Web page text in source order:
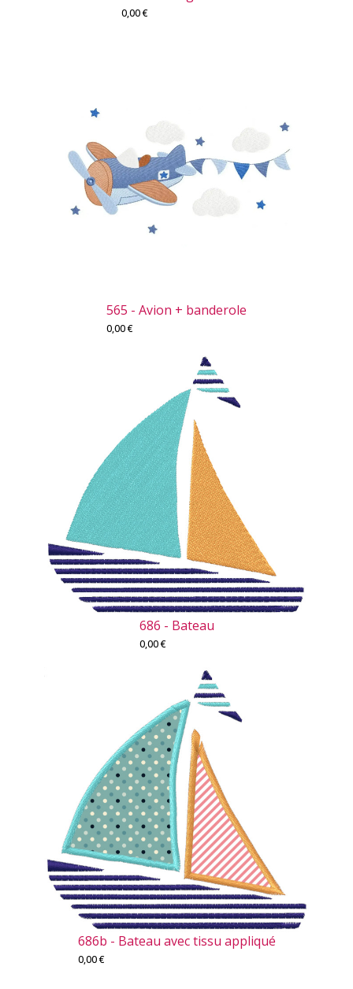
0,00€
565 - Avion + banderole
0,00€
686 - Bateau
0,00€
686b - Bateau avec tissu appliqué
0,00€